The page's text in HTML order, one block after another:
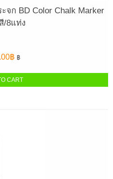
จก BD Color Chalk Marker
/8แท่ง
฿ ฿
CART